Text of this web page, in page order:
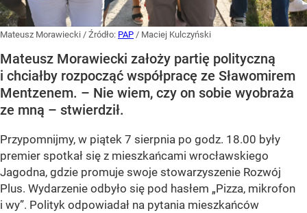
Mateusz Morawiecki / Źródło: PAP / Maciej Kulczyński
Mateusz Morawiecki założy partię polityczną
i chciałby rozpocząć współpracę ze Sławomirem
Mentzenem. – Nie wiem, czy on sobie wyobraża
ze mną – stwierdził.
Przypomnijmy, w piątek 7 sierpnia po godz. 18.00 były
premier spotkał się z mieszkańcami wrocławskiego
Jagodna, gdzie promuje swoje stowarzyszenie Rozwój
Plus. Wydarzenie odbyło się pod hasłem „Pizza, mikrofon
i wy”. Polityk odpowiadał na pytania mieszkańców